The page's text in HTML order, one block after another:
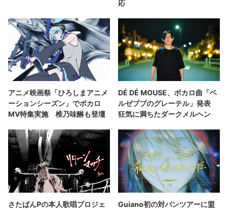
応
アニメ映画祭「ひろしまアニメ
ーションシーズン」でボカロ
MV特集実施 椎乃味醂も登壇
DÉ DÉ MOUSE、ボカロ曲「ベ
ルゼブブのグレーテル」発表
狂気に満ちたダークメルヘン
さたぱんPの本人歌唱プロジェ
Guiano初の対バンツアーに盟